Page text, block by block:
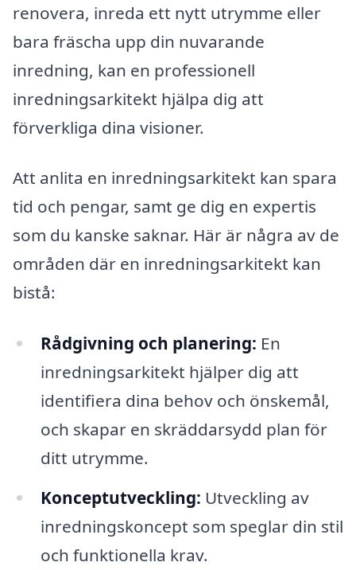
renovera, inreda ett nytt utrymme eller
bara fräscha upp din nuvarande
inredning, kan en professionell
inredningsarkitekt hjälpa dig att
förverkliga dina visioner.
Att anlita en inredningsarkitekt kan spara
tid och pengar, samt ge dig en expertis
som du kanske saknar. Här är några av de
områden där en inredningsarkitekt kan
bistå:
Rådgivning och planering: En
inredningsarkitekt hjälper dig att
identifiera dina behov och önskemål,
och skapar en skräddarsydd plan för
ditt utrymme.
Konceptutveckling: Utveckling av
inredningskoncept som speglar din stil
och funktionella krav.